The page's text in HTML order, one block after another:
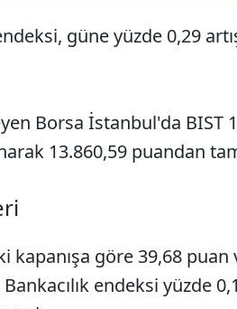
güne yüzde 0,29
Borsa İstanbul'da BIST
13.860,59 puandan
kapanışa göre 39,68 puan
Bankacılık endeksi yüzde